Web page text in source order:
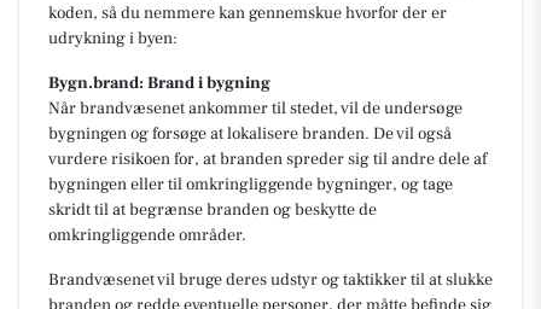
koden, så du nemmere kan gennemskue hvorfor der er
udrykning i byen:
Bygn.brand: Brand i bygning
Når brandvæsenet ankommer til stedet, vil de undersøge
bygningen og forsøge at lokalisere branden. De vil også
vurdere risikoen for, at branden spreder sig til andre dele af
bygningen eller til omkringliggende bygninger, og tage
skridt til at begrænse branden og beskytte de
omkringliggende områder.
Brandvæsenet vil bruge deres udstyr og taktikker til at slukke